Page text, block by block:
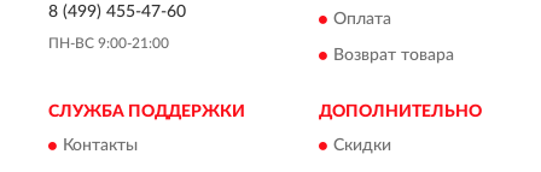
8 (499) 455-47-60
ПН-ВС 9:00-21:00
Оплата
Возврат товара
СЛУЖБА ПОДДЕРЖКИ
Контакты
ДОПОЛНИТЕЛЬНО
Скидки